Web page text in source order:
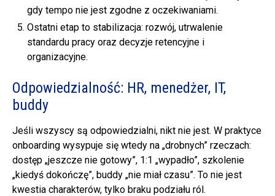
gdy tempo nie jest zgodne z oczekiwaniami.
Ostatni etap to stabilizacja: rozwój, utrwalenie
standardu pracy oraz decyzje retencyjne i
organizacyjne.
Odpowiedzialność: HR, menedżer, IT,
buddy
Jeśli wszyscy są odpowiedzialni, nikt nie jest. W praktyce
onboarding wysypuje się wtedy na „drobnych” rzeczach:
dostęp „jeszcze nie gotowy”, 1:1 „wypadło”, szkolenie
„kiedyś dokończę”, buddy „nie miał czasu”. To nie jest
kwestia charakterów, tylko braku podziału ról.